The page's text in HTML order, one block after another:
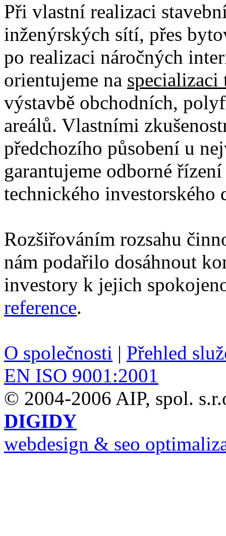
Při vlastní realizaci
inženýrských sítí, přes
po realizaci náročných
orientujeme na specializaci
výstavbě obchodních,
areálů. Vlastními
předchozího působení u
garantujeme odborné
technického investorského
Rozšiřováním rozsahu
nám podařilo dosáhnout
investory k jejich
reference.
O společnosti | Přehled
EN ISO 9001:2001
© 2004-2006 AIP, spol.
DIGIDY
webdesign & seo